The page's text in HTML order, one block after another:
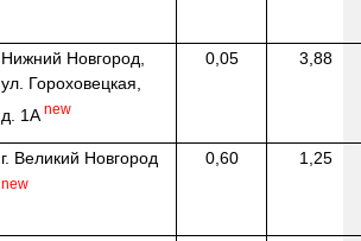
Нижний Новгород,
ул. Гороховецкая,
д. 1А new
0,05 3,88
г. Великий Новгород
new
0,60 1,25